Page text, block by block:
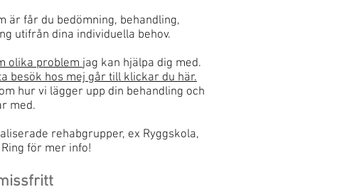
är får du bedömning, behandling,
utifrån dina individuella behov.
olika problemjag kan hjälpa dig med.
besök hos mej går till klickar du här.
hur vi lägger upp din behandling och
med.
rehabgrupper, ex Ryggskola,
för mer info!